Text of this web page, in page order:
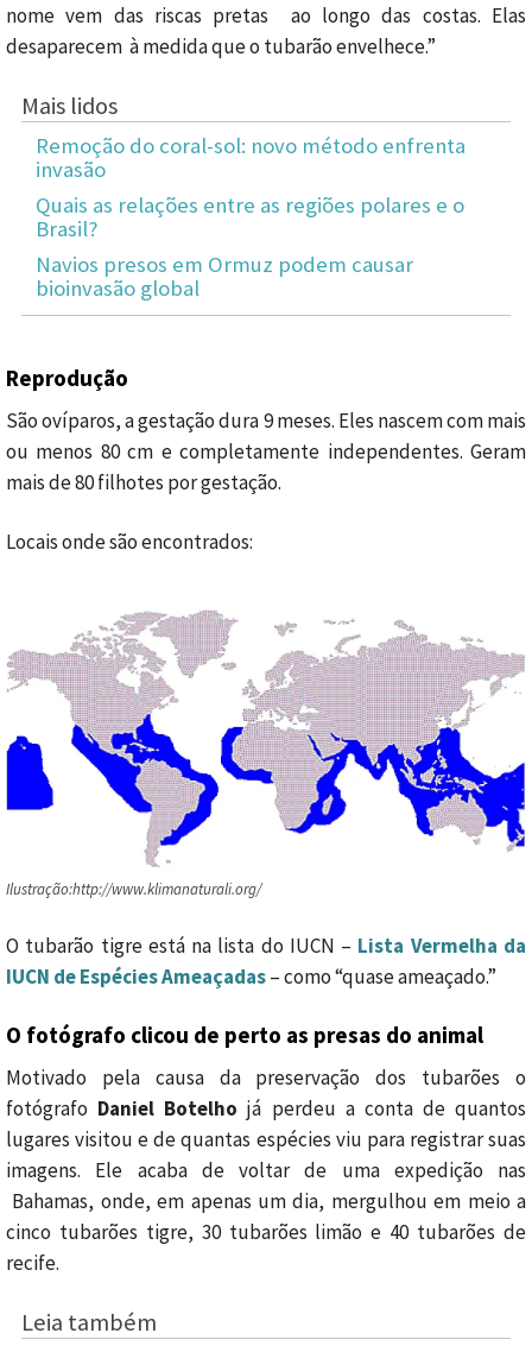
nome vem das riscas pretas ao longo das costas. Elas
desaparecem à medida que o tubarão envelhece.”
Mais lidos
Remoção do coral-sol: novo método enfrenta
invasão
Quais as relações entre as regiões polares e o
Brasil?
Navios presos em Ormuz podem causar
bioinvasão global
Reprodução
São ovíparos, a gestação dura 9 meses. Eles nascem com mais
ou menos 80 cm e completamente independentes. Geram
mais de 80 filhotes por gestação.
Locais onde são encontrados:
Ilustração:http://www.klimanaturali.org/
O tubarão tigre está na lista do IUCN – Lista Vermelha da
IUCN de Espécies Ameaçadas– como “quase ameaçado.”
O fotógrafo clicou de perto as presas do animal
Motivado pela causa da preservação dos tubarões o
fotógrafo Daniel Botelho já perdeu a conta de quantos
lugares visitou e de quantas espécies viu para registrar suas
imagens. Ele acaba de voltar de uma expedição nas
Bahamas, onde, em apenas um dia, mergulhou em meio a
cinco tubarões tigre, 30 tubarões limão e 40 tubarões de
recife.
Leia também